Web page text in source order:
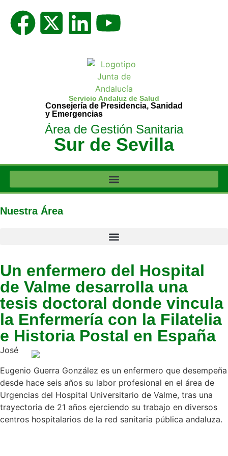
Servicio Andaluz de Salud
Consejería de Presidencia, Sanidad
y Emergencias
Área de Gestión Sanitaria
Sur de Sevilla
Nuestra Área
Un enfermero del Hospital
de Valme desarrolla una
tesis doctoral donde vincula
la Enfermería con la Filatelia
e Historia Postal en España
José
Eugenio Guerra González es un enfermero que desempeña
desde hace seis años su labor profesional en el área de
Urgencias del Hospital Universitario de Valme, tras una
trayectoria de 21 años ejerciendo su trabajo en diversos
centros hospitalarios de la red sanitaria pública andaluza.